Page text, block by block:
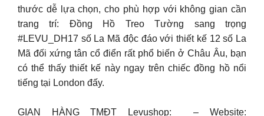
thước dễ lựa chọn, cho phù hợp với không gian cần
trang trí: Đồng Hồ Treo Tường sang trọng
#LEVU_DH17 số La Mã độc đáo với thiết kế 12 số La
Mã đối xứng tân cổ điển rất phổ biến ở Châu Âu, bạn
có thể thấy thiết kế này ngay trên chiếc đồng hồ nổi
tiếng tại London đấy.
GIAN HÀNG TMĐT Levushop: – Website: